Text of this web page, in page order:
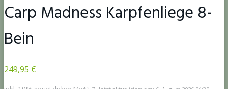
Carp Madness Karpfenliege 8-
Bein
249,95 €